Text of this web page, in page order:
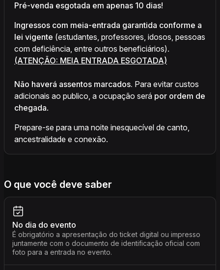
Pré-venda esgotada em apenas 10 dias!
Ingressos com meia-entrada garantida conforme a
lei vigente (estudantes, professores, idosos, pessoas
com deficiência, entre outros beneficiários).
(ATENÇÃO: MEIA ENTRADA ESGOTADA)
Não haverá assentos marcados. Para evitar custos
adicionais ao publico, a ocupação será por ordem de
chegada.
Prepare-se para uma noite inesquecível de canto,
ancestralidade e conexão.
O que você deve saber
No dia do evento
É obrigatório a apresentação do ticket digital ou impresso
juntamente com o documento de identificação oficial com
foto para a entrada no evento.